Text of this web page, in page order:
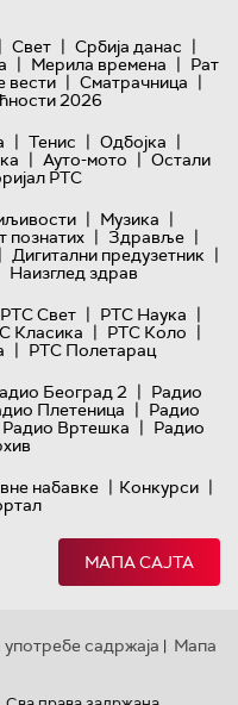
| Свет | Србија данас |
| Мерила времена | Рат
вести | Сматрачница |
2026
| Тенис | Одбојка |
| Ауто-мото | Остали
РТС
| Музика |
познатих | Здравље |
| Дигитални предузетник |
Наизглед здрав
РТС Свет | РТС Наука |
Класика | РТС Коло |
| РТС Полетарац
Београд 2 | Радио
Плетеница | Радио
Радио Вртешка | Радио
набавке | Конкурси |
МАПА САЈТА
садржаја | Мапа